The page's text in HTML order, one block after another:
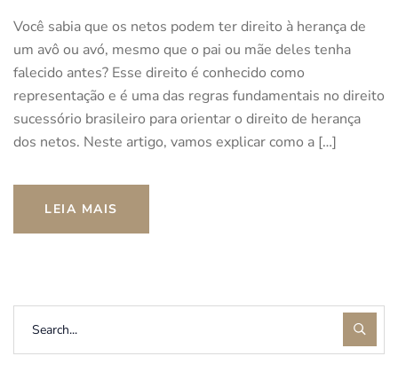
Você sabia que os netos podem ter direito à herança de
um avô ou avó, mesmo que o pai ou mãe deles tenha
falecido antes? Esse direito é conhecido como
representação e é uma das regras fundamentais no direito
sucessório brasileiro para orientar o direito de herança
dos netos. Neste artigo, vamos explicar como a […]
LEIA MAIS